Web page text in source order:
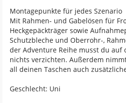
Montagepunkte für jedes Szenario
Mit Rahmen- und Gabelösen für
Heckgepäckträger sowie
Schutzbleche und Oberrohr-,
der Adventure Reihe musst du
nichts verzichten. Außerdem
all deinen Taschen auch
Geschlecht: Uni